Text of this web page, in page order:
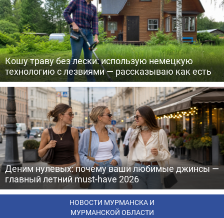
Кошу траву без лески: использую немецкую
технологию с лезвиями — рассказываю как есть
Деним нулевых: почему ваши любимые джинсы —
главный летний must-have 2026
НОВОСТИ МУРМАНСКА И
МУРМАНСКОЙ ОБЛАСТИ